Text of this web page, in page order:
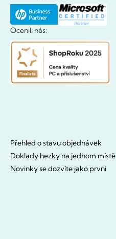
Ocenili nás:
Přehled o stavu objednávek
Doklady hezky na jednom místě
Novinky se dozvíte jako první